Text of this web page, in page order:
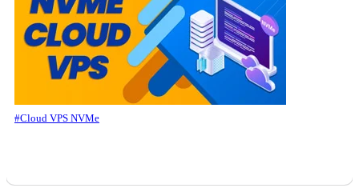
#Cloud VPS NVMe